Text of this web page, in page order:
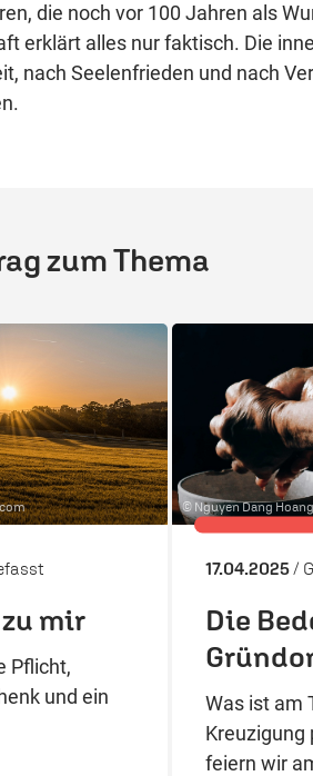
die noch vor 100 Jahren als
erklärt alles nur faktisch. Die
nach Seelenfrieden und nach
zum Thema
mir
Pflicht,
und ein
© Nguyen Dang
17.04.2025/
Die
Was ist am
Kreuzigung
feiern wir